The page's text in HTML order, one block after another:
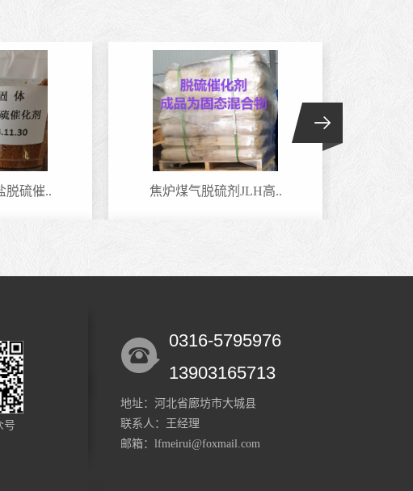
脱硫催.. 焦炉煤气脱硫剂JLH高..
充足.. 铁基催化剂 现场技术..
号
0316-5795976
13903165713
地址：河北省廊坊市大城县
联系人：王经理
邮箱：lfmeirui@foxmail.com